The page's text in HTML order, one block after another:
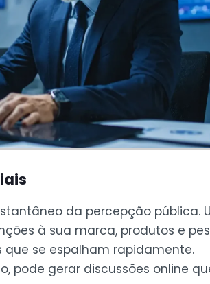
da percepção pública.
à sua marca, produtos e
se espalham rapidamente.
pode gerar discussões online